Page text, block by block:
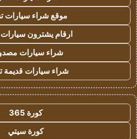
موقع شراء سيارات
ارقام يشترون
شراء سيارات
شراء سيارات قديمة
كورة 365
كورة سيتي